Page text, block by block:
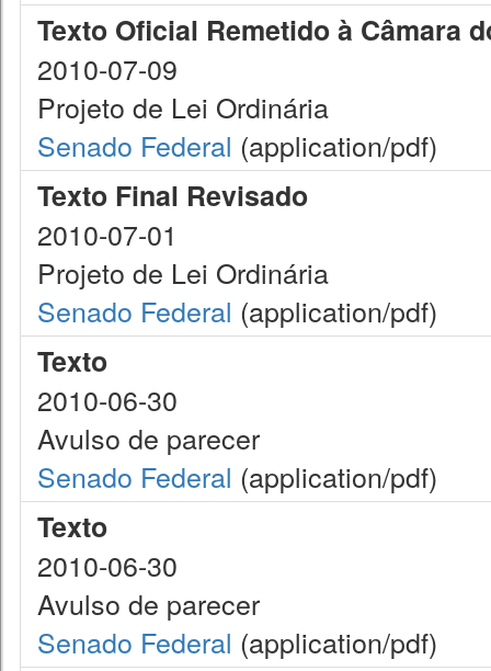
Texto Oficial Remetido à Câmara
2010-07-09
Projeto de Lei Ordinária
Senado Federal (application/pdf)
Texto Final Revisado
2010-07-01
Projeto de Lei Ordinária
Senado Federal (application/pdf)
Texto
2010-06-30
Avulso de parecer
Senado Federal (application/pdf)
Texto
2010-06-30
Avulso de parecer
Senado Federal (application/pdf)